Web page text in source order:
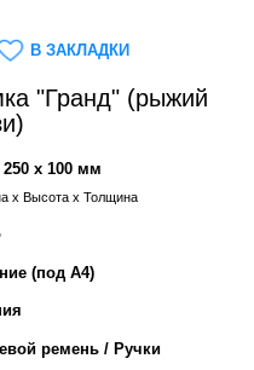
"Гранд" (рыжий
250 x 100 мм
x Высота x Толщина
(под А4)
ремень / Ручки
В ЗАКЛАДКИ